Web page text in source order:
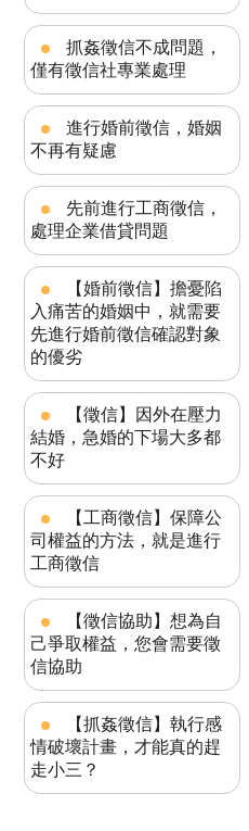
抓姦徵信不成問題，
僅有徵信社專業處理
進行婚前徵信，婚姻
不再有疑慮
先前進行工商徵信，
處理企業借貸問題
【婚前徵信】擔憂陷
入痛苦的婚姻中，就需要
先進行婚前徵信確認對象
的優劣
【徵信】因外在壓力
結婚，急婚的下場大多都
不好
【工商徵信】保障公
司權益的方法，就是進行
工商徵信
【徵信協助】想為自
己爭取權益，您會需要徵
信協助
【抓姦徵信】執行感
情破壞計畫，才能真的趕
走小三？